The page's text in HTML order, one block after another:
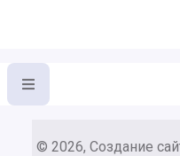
© 2026, Создание